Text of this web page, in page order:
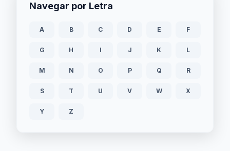
Navegar por Letra
A B C D E F
G H I J K L
M N O P Q R
S T U V W X
Y Z